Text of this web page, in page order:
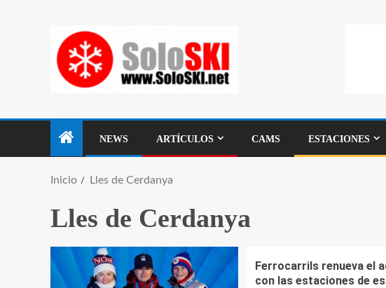
NEWS ARTÍCULOS CAMS ESTACIONES
Inicio Lles de Cerdanya
Lles de Cerdanya
Ferrocarrils renueva el
con las estaciones de